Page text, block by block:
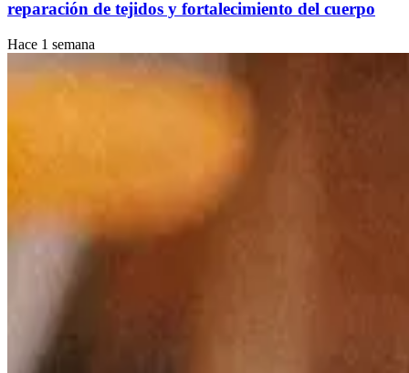
reparación de tejidos y fortalecimiento del cuerpo
Hace 1 semana